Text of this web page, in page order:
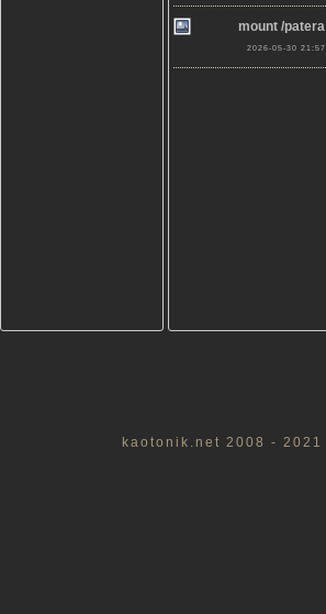
mount /patera
2026-05-30 21:57
kaotonik.net 2008 - 2021